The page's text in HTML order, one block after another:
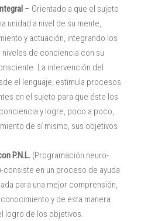
– Orientado a que el sujeto
unidad a nivel de su mente,
y actuación, integrando los
de conciencia con su
La intervención del
el lenguaje, estimula procesos
en el sujeto para que éste los
y logre, poco a poco,
de sí mismo, sus objetivos
P.N.L. (Programación neuro-
consiste en un proceso de ayuda
para una mejor comprensión,
y de esta manera
logro de los objetivos.